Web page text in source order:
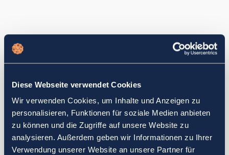
Diese Webseite verwendet Cookies
Wir verwenden Cookies, um Inhalte und Anzeigen zu
personalisieren, Funktionen für soziale Medien anbieten
zu können und die Zugriffe auf unsere Website zu
analysieren. Außerdem geben wir Informationen zu Ihrer
Verwendung unserer Website an unsere Partner für